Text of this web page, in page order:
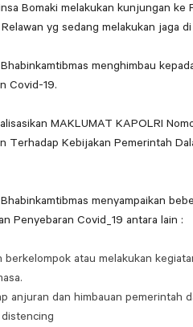
Bomaki melakukan kunjungan
yg sedang melakukan jaga
menghimbau
Covid-19.
MAKLUMAT KAPOLRI
Kebijakan Pemerintah
menyampaikan
Penyebaran Covid_19 antara lain :
berkelompok atau melakukan
anjuran dan himbauan pemerintah